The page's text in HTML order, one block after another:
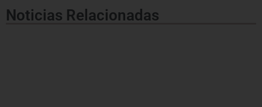
Noticias Relacionadas